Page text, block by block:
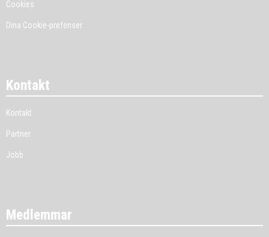
Cookies
Dina Cookie-prefenser
Kontakt
Kontakt
Partner
Jobb
Medlemmar